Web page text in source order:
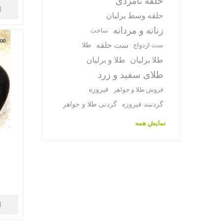
حلقه وسط برلیان
زنانه و مردانه
ساخت
ست ازدواج
ست حلقه طلا
طلا برلیان طلا و برلیان
طلای سفید و زرد
فروش طلا و جواهر
فیروزه
گردنبند فیروزه
گردنی طلا و جواهر
نمایش همه